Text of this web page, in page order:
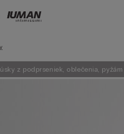
z podprseniek, oblečenia,